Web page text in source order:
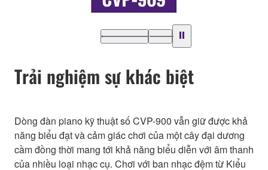
Trải nghiệm sự khác biệt
Dòng đàn piano kỹ thuật số CVP-900 vẫn giữ được khả
năng biểu đạt và cảm giác chơi của một cây đại dương
cầm đồng thời mang tới khả năng biểu diễn với âm thanh
của nhiều loại nhạc cụ. Chơi với ban nhạc đệm từ Kiểu